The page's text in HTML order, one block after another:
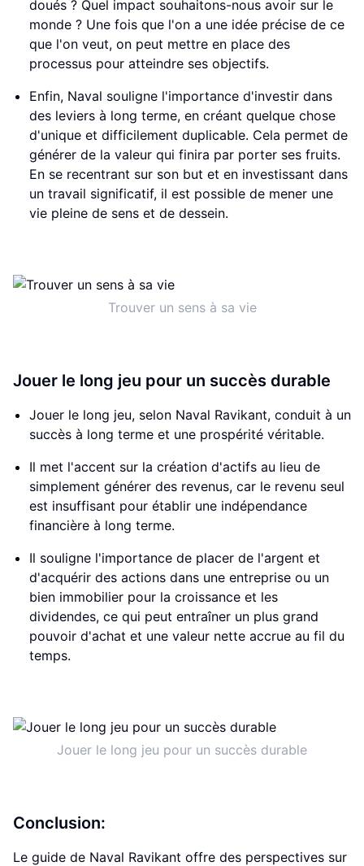
doués ? Quel impact souhaitons-nous avoir sur le
monde ? Une fois que l'on a une idée précise de ce
que l'on veut, on peut mettre en place des
processus pour atteindre ses objectifs.
Enfin, Naval souligne l'importance d'investir dans
des leviers à long terme, en créant quelque chose
d'unique et difficilement duplicable. Cela permet de
générer de la valeur qui finira par porter ses fruits.
En se recentrant sur son but et en investissant dans
un travail significatif, il est possible de mener une
vie pleine de sens et de dessein.
Trouver un sens à sa vie
Jouer le long jeu pour un succès durable
Jouer le long jeu, selon Naval Ravikant, conduit à un
succès à long terme et une prospérité véritable.
Il met l'accent sur la création d'actifs au lieu de
simplement générer des revenus, car le revenu seul
est insuffisant pour établir une indépendance
financière à long terme.
Il souligne l'importance de placer de l'argent et
d'acquérir des actions dans une entreprise ou un
bien immobilier pour la croissance et les
dividendes, ce qui peut entraîner un plus grand
pouvoir d'achat et une valeur nette accrue au fil du
temps.
Jouer le long jeu pour un succès durable
Conclusion:
Le guide de Naval Ravikant offre des perspectives sur